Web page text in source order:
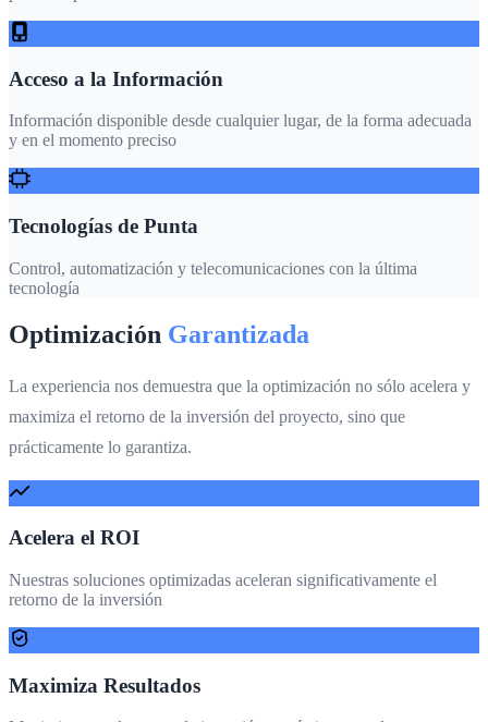
Acceso a la Información
Información disponible desde cualquier lugar, de la forma adecuada
y en el momento preciso
Tecnologías de Punta
Control, automatización y telecomunicaciones con la última
tecnología
Optimización Garantizada
La experiencia nos demuestra que la optimización no sólo acelera y
maximiza el retorno de la inversión del proyecto, sino que
prácticamente lo garantiza.
Acelera el ROI
Nuestras soluciones optimizadas aceleran significativamente el
retorno de la inversión
Maximiza Resultados